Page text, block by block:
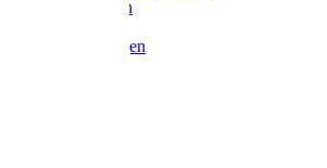
Puntkousen
Aanlegringen